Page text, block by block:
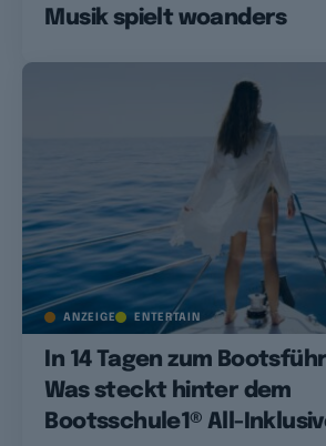
Musik spielt woanders
ANZEIGE ENTERTAIN
In 14 Tagen zum
Was steckt hinter dem
Bootsschule1® All-